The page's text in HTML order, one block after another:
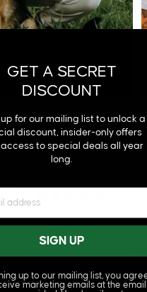
/ 5
GET A SECRET
DISCOUNT
for our mailing list to unlock a
discount, insider-only offers
to special deals all year
long.
SIGN UP
up to our mailing list, you
marketing emails at the email